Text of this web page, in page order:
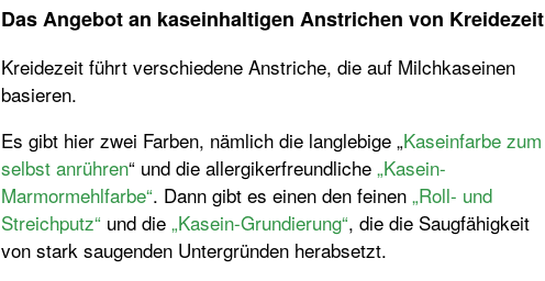
Das Angebot an kaseinhaltigen Anstrichen von Kreidezeit
Kreidezeit führt verschiedene Anstriche, die auf Milchkaseinen
basieren.
Es gibt hier zwei Farben, nämlich die langlebige „Kaseinfarbe zum
selbst anrühren“ und die allergikerfreundliche „Kasein-
Marmormehlfarbe“. Dann gibt es einen den feinen „Roll- und
Streichputz“ und die „Kasein-Grundierung“, die die Saugfähigkeit
von stark saugenden Untergründen herabsetzt.